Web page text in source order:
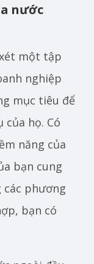
nước
một tập
nghiệp
mục tiêu để
của họ. Có
năng của
bạn cung
các phương
bạn có